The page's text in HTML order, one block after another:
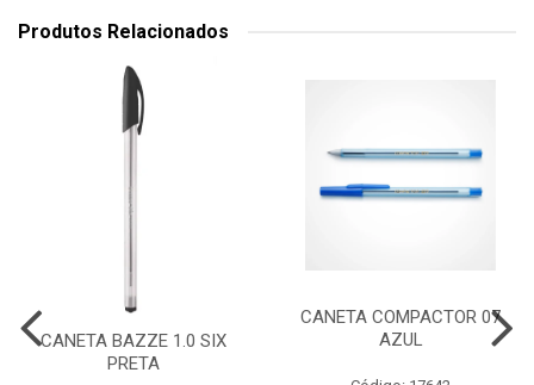
Produtos Relacionados
CANETA BAZZE 1.0 SIX
PRETA
CANETA COMPACTOR 07
AZUL